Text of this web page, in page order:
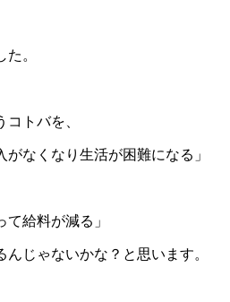
。
トバを、
がなくなり生活が困難になる」
て給料が減る」
じゃないかな？と思います。